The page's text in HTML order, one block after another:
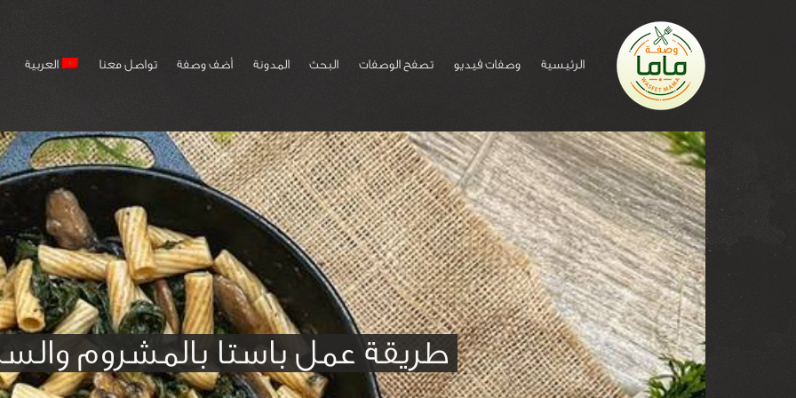
الرئيسية وصفات فيديو تصفح الوصفات البحث المدونة أضف وصفة تواصل معنا العربية
طريقة عمل باستا بالمشروم